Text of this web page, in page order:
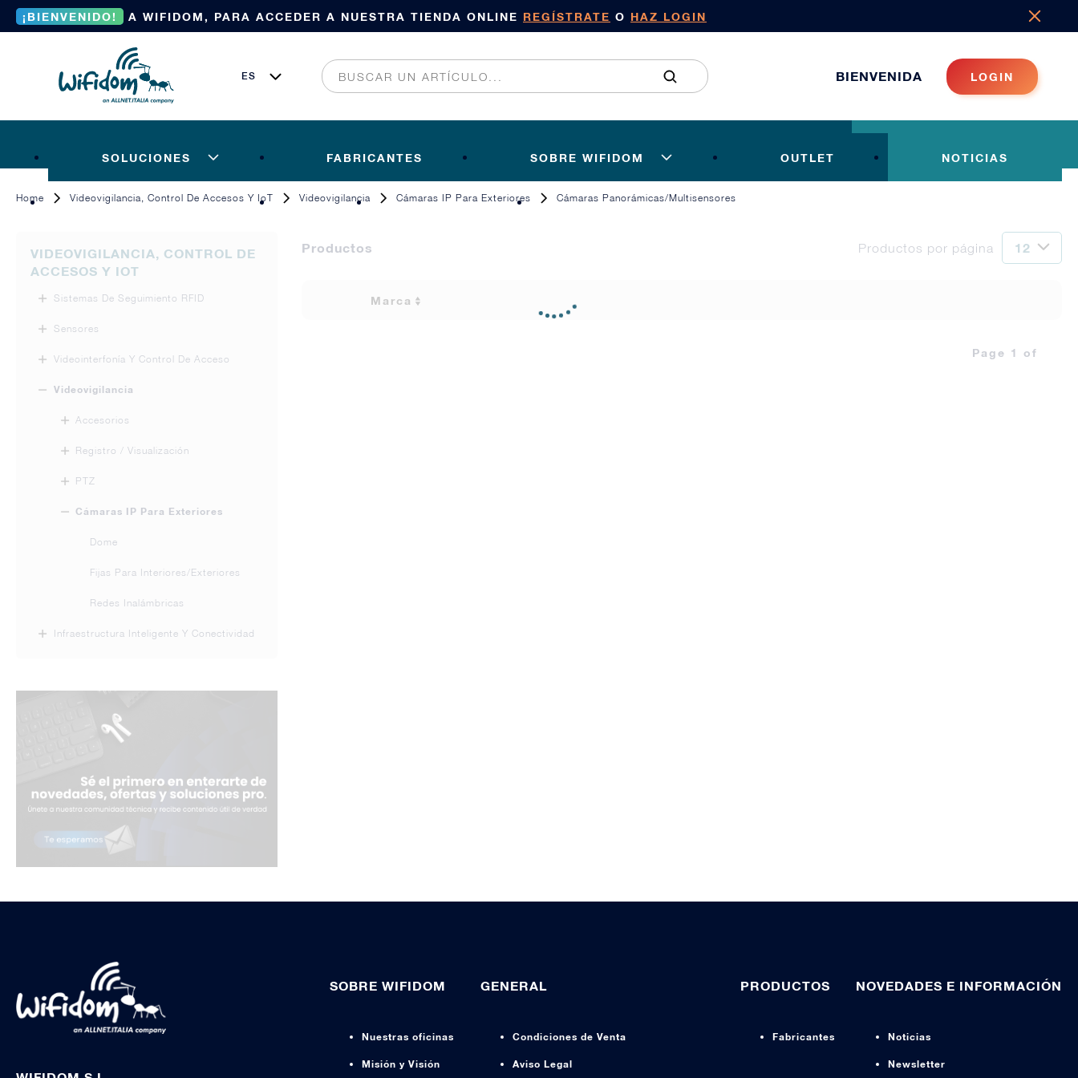
¡BIENVENIDO! A WIFIDOM, PARA ACCEDER A NUESTRA TIENDA ONLINE REGÍSTRATE O HAZ LOGIN
BIENVENIDA LOGIN
SOLUCIONES FABRICANTES SOBRE WIFIDOM OUTLET NOTICIAS
Home Videovigilancia, Control De Accesos Y IoT Videovigilancia Cámaras IP Para Exteriores Cámaras Panorámicas/Multisensores
VIDEOVIGILANCIA, CONTROL DE
ACCESOS Y IOT
Sistemas De Seguimiento RFID
Sensores
Videointerfonía Y Control De Acceso
Videovigilancia
Accesorios
Registro / Visualización
PTZ
Cámaras IP Para Exteriores
Dome
Fijas Para Interiores/exteriores
Redes Inalámbricas
Infraestructura Inteligente Y Conectividad
Productos Productos por página
Marca
Page 1 of
SOBRE WIFIDOM
Nuestras oficinas
Misión y Visión
GENERAL
Condiciones de Venta
Aviso Legal
PRODUCTOS
Fabricantes
NOVEDADES E INFORMACIÓN
Noticias
Newsletter